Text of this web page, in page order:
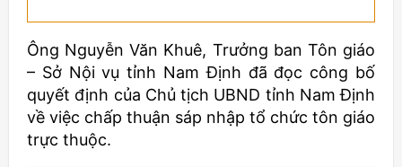
Ông Nguyễn Văn Khuê, Trưởng ban Tôn giáo
– Sở Nội vụ tỉnh Nam Định đã đọc công bố
quyết định của Chủ tịch UBND tỉnh Nam Định
về việc chấp thuận sáp nhập tổ chức tôn giáo
trực thuộc.